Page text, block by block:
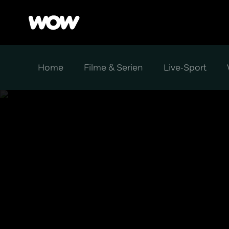
Home Filme & Serien Live-Sport